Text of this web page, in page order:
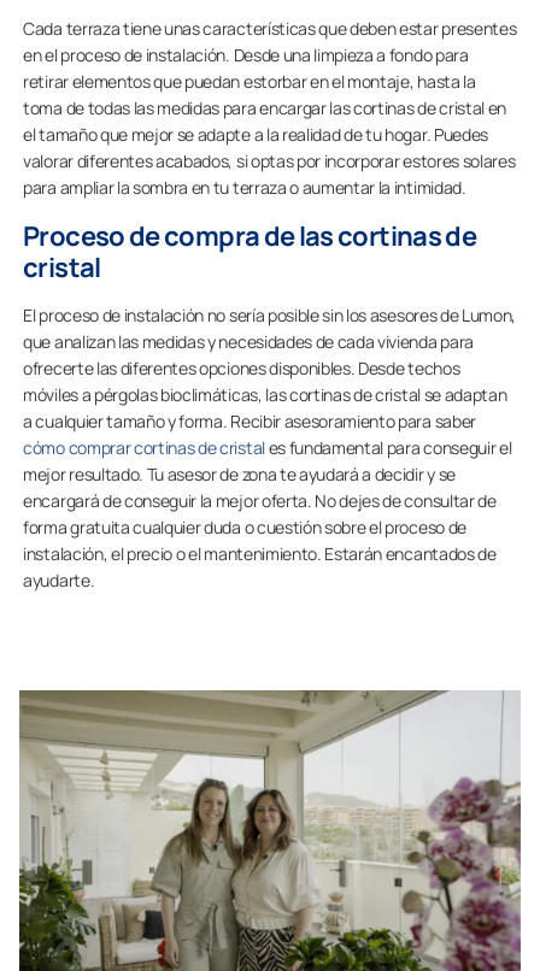
Cada terraza tiene unas características que deben estar presentes
en el proceso de instalación. Desde una limpieza a fondo para
retirar elementos que puedan estorbar en el montaje, hasta la
toma de todas las medidas para encargar las cortinas de cristal en
el tamaño que mejor se adapte a la realidad de tu hogar. Puedes
valorar diferentes acabados, si optas por incorporar estores solares
para ampliar la sombra en tu terraza o aumentar la intimidad.
Proceso de compra de las cortinas de
cristal
El proceso de instalación no sería posible sin los asesores de Lumon,
que analizan las medidas y necesidades de cada vivienda para
ofrecerte las diferentes opciones disponibles. Desde techos
móviles a pérgolas bioclimáticas, las cortinas de cristal se adaptan
a cualquier tamaño y forma. Recibir asesoramiento para saber
cómo comprar cortinas de cristales fundamental para conseguir el
mejor resultado. Tu asesor de zona te ayudará a decidir y se
encargará de conseguir la mejor oferta. No dejes de consultar de
forma gratuita cualquier duda o cuestión sobre el proceso de
instalación, el precio o el mantenimiento. Estarán encantados de
ayudarte.